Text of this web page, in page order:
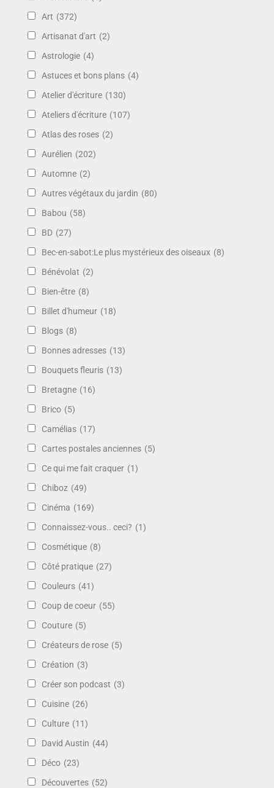
Art (372)
Artisanat d'art (2)
Astrologie (4)
Astuces et bons plans (4)
Atelier d'écriture (130)
Ateliers d'écriture (107)
Atlas des roses (2)
Aurélien (202)
Automne (2)
Autres végétaux du jardin (80)
Babou (58)
BD (27)
Bec-en-sabot:Le plus mystérieux des oiseaux (8)
Bénévolat (2)
Bien-être (8)
Billet d'humeur (18)
Blogs (8)
Bonnes adresses (13)
Bouquets fleuris (13)
Bretagne (16)
Brico (5)
Camélias (17)
Cartes postales anciennes (5)
Ce qui me fait craquer (1)
Chiboz (49)
Cinéma (169)
Connaissez-vous.. ceci? (1)
Cosmétique (8)
Côté pratique (27)
Couleurs (41)
Coup de coeur (55)
Couture (5)
Créateurs de rose (5)
Création (3)
Créer son podcast (3)
Cuisine (26)
Culture (11)
David Austin (44)
Déco (23)
Découvertes (52)